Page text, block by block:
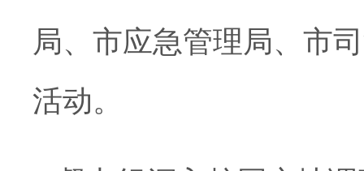
局、市应急管理局、市
活动。